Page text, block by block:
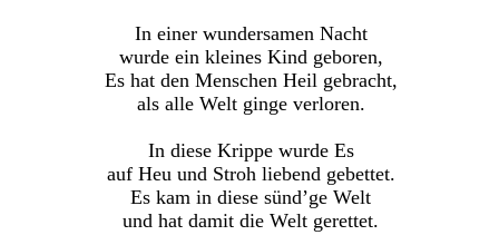
In einer wundersamen Nacht
wurde ein kleines Kind geboren,
Es hat den Menschen Heil gebracht,
als alle Welt ginge verloren.
In diese Krippe wurde Es
auf Heu und Stroh liebend gebettet.
Es kam in diese sünd’ge Welt
und hat damit die Welt gerettet.